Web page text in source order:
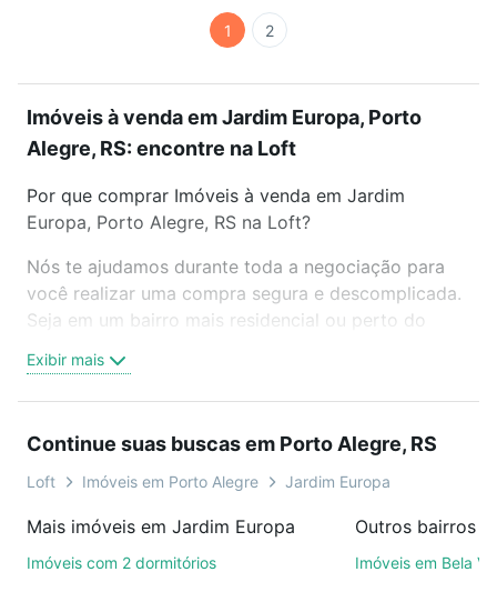
1 2
Imóveis à venda em Jardim Europa, Porto
Alegre, RS: encontre na Loft
Por que comprar Imóveis à venda em Jardim
Europa, Porto Alegre, RS na Loft?
Nós te ajudamos durante toda a negociação para
você realizar uma compra segura e descomplicada.
Seja em um bairro mais residencial ou perto do
oferta ideal de Imóveis à venda em Jardim Europa,
Porto Alegre, RS para conquistar seu sonho. Agende
sem compromisso e você ainda conta com mais de
46 mil corretores e imobiliárias te ajudando na
Como escolher um imóvel?
Exibir mais
Continue suas buscas em Porto Alegre, RS
Loft Imóveis em Porto Alegre Jardim Europa
Mais imóveis em Jardim Europa
Imóveis com 2 dormitórios
Imóveis em Bela